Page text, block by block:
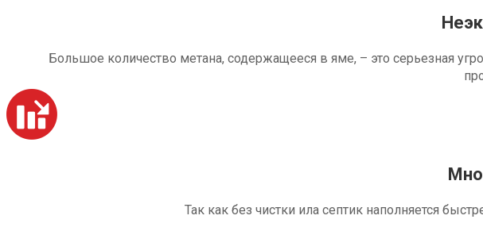
Большое количество метана, содержащееся в яме, – это серьезная
Так как без чистки ила септик наполняется